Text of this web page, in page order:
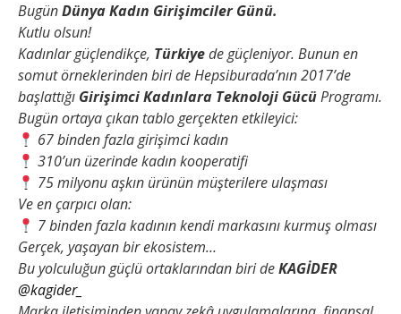
BugünDünya Kadın Girişimciler Günü.
Kutlu olsun!
Kadınlar güçlendikçe, Türkiyede güçleniyor. Bunun en
somut örneklerinden biri de Hepsiburada’nın 2017’de
başlattığı Girişimci Kadınlara Teknoloji GücüProgramı.
Bugün ortaya çıkan tablo gerçekten etkileyici:
67 binden fazla girişimci kadın
310’un üzerinde kadın kooperatifi
75 milyonu aşkın ürünün müşterilere ulaşması
Ve en çarpıcı olan:
7 binden fazla kadının kendi markasını kurmuş olması
Gerçek, yaşayan bir ekosistem…
Bu yolculuğun güçlü ortaklarından biri deKAGİDER
@kagider_